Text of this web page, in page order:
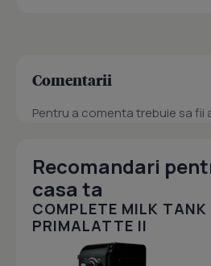
Comentarii
Pentru a comenta trebuie sa
Recomandari
casa ta
COMPLETE MILK
PRIMALATTE II